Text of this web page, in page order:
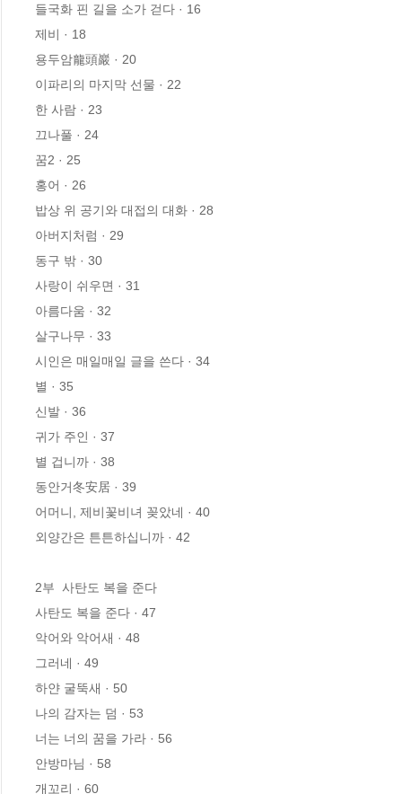
들국화 핀 길을 소가 걷다 · 16
제비 · 18
용두암龍頭巖 · 20
이파리의 마지막 선물 · 22
한 사람 · 23
끄나풀 · 24
꿈2 · 25
홍어 · 26
밥상 위 공기와 대접의 대화 · 28
아버지처럼 · 29
동구 밖 · 30
사랑이 쉬우면 · 31
아름다움 · 32
살구나무 · 33
시인은 매일매일 글을 쓴다 · 34
별 · 35
신발 · 36
귀가 주인 · 37
별 겁니까 · 38
동안거冬安居 · 39
어머니, 제비꽃비녀 꽂았네 · 40
외양간은 튼튼하십니까 · 42
2부  사탄도 복을 준다
사탄도 복을 준다 · 47
악어와 악어새 · 48
그러네 · 49
하얀 굴뚝새 · 50
나의 감자는 덤 · 53
너는 너의 꿈을 가라 · 56
안방마님 · 58
개꼬리 · 60